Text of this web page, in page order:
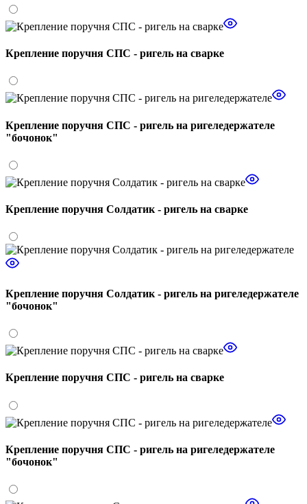
Крепление поручня СПС - ригель на сварке
Крепление поручня СПС - ригель на ригеледержателе
"бочонок"
Крепление поручня Солдатик - ригель на сварке
Крепление поручня Солдатик - ригель на ригеледержателе
"бочонок"
Крепление поручня СПС - ригель на сварке
Крепление поручня СПС - ригель на ригеледержателе
"бочонок"